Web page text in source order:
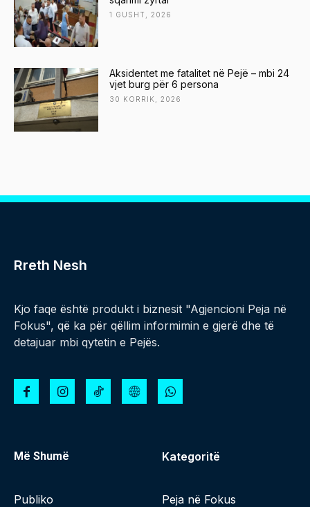
1 GUSHT, 2026
Aksidentet me fatalitet në Pejë – mbi 24
vjet burg për 6 persona
30 KORRIK, 2026
Rreth Nesh
Kjo faqe është produkt i biznesit "Agjencioni Peja në
Fokus", që ka për qëllim informimin e gjerë dhe të
detajuar mbi qytetin e Pejës.
Më Shumë
Publiko
Kategoritë
Peja në Fokus